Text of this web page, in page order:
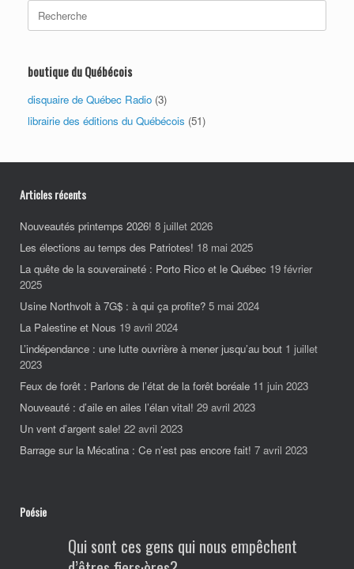
Search
for:
boutique du Québécois
disquaire de Québec Radio (3)
librairie des éditions du Québécois (51)
Articles récents
Nouveautés printemps 2026! 8 juillet 2026
Les élections au temps des Patriotes! 18 mai 2025
La quête de la souveraineté : Porto Rico et le Québec 19 février
2025
Usine Northvolt à 7G$ : à qui ça profite? 5 mai 2024
La Palestine et Nous 19 avril 2024
L’indépendance : une lutte ouvrière à mener jusqu’au bout 1 juillet
2023
Feux de forêt : Parlons de l’état de la forêt boréale 11 juin 2023
Nouveauté : d’aile en ailes l’élan vital! 29 avril 2023
Un vent d’argent sale! 22 avril 2023
Barrage sur la Mécatina : Ce n’est pas encore fait! 7 avril 2023
Poésie
Qui sont ces gens qui nous empêchent